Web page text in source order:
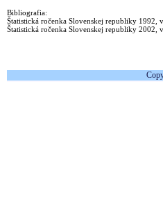
Bibliografia:
Štatistická ročenka Slovenskej republiky 1992,
Štatistická ročenka Slovenskej republiky